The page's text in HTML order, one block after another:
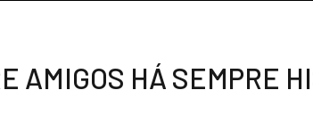
AMIGOS HÁ SEMPRE